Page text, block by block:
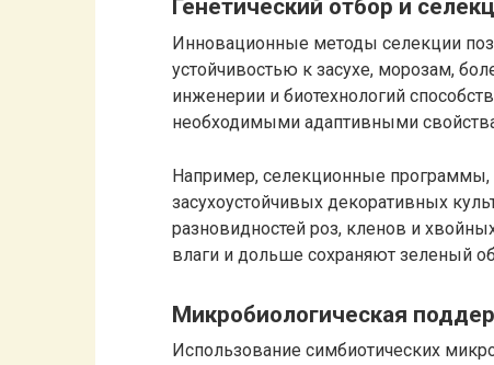
Генетический отбор и
Инновационные методы селекции
устойчивостью к засухе, морозам,
инженерии и биотехнологий
необходимыми адаптивными
Например, селекционные
засухоустойчивых декоративных
разновидностей роз, кленов и
влаги и дольше сохраняют зеленый
Микробиологическая
Использование симбиотических